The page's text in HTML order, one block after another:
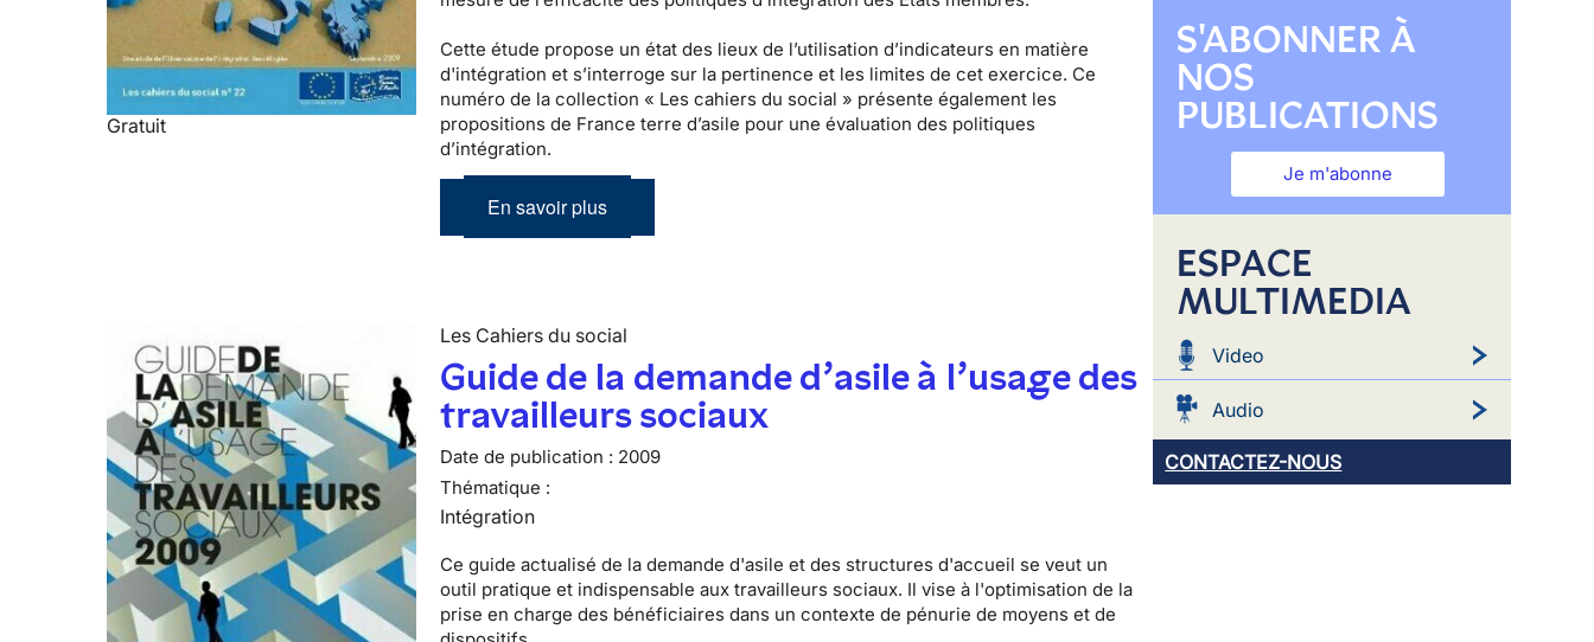
Gratuit
Cette étude propose un état des lieux de l’utilisation d’indicateurs en matière
d'intégration et s’interroge sur la pertinence et les limites de cet exercice. Ce
numéro de la collection « Les cahiers du social » présente également les
propositions de France terre d’asile pour une évaluation des politiques
d’intégration.
En savoir plus
Les Cahiers du social
Guide de la demande d’asile à l’usage des
travailleurs sociaux
Date de publication : 2009
Thématique :
Intégration
Ce guide actualisé de la demande d'asile et des structures d'accueil se veut un
outil pratique et indispensable aux travailleurs sociaux. Il vise à l'optimisation de la
prise en charge des bénéficiaires dans un contexte de pénurie de moyens et de
S'ABONNER À
NOS
PUBLICATIONS
Je m'abonne
ESPACE
MULTIMEDIA
Video
Audio
CONTACTEZ-NOUS